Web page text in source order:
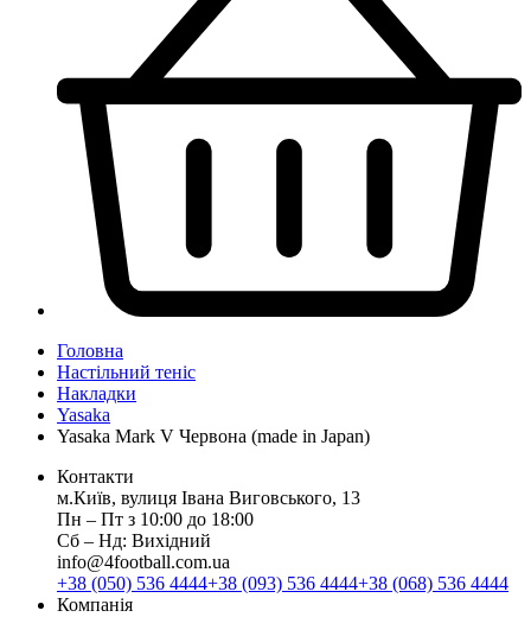
Головна
Настільний теніс
Накладки
Yasaka
Yasaka Mark V Червона (made in Japan)
Контакти
м.Київ, вулиця Івана Виговського, 13
Пн ‒ Пт з 10:00 до 18:00
Сб ‒ Нд: Вихідний
info@4football.com.ua
+38 (050) 536 4444+38 (093) 536 4444+38 (068) 536 4444
Компанія